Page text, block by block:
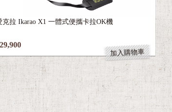
加入購物車